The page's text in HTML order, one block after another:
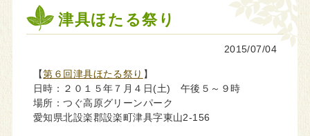
津具ほたる祭り
2015/07/04
【第６回津具ほたる祭り 】
日時：２０１５年７月４日(土) 午後５～９時
場所：つぐ高原グリーンパーク
愛知県北設楽郡設楽町津具字東山2-156